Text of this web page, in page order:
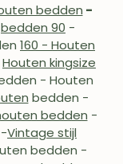
bedden -
bedden 90 -
160 - Houten
Houten kingsize
- Houten
bedden -
bedden -
Vintage stijl
bedden -